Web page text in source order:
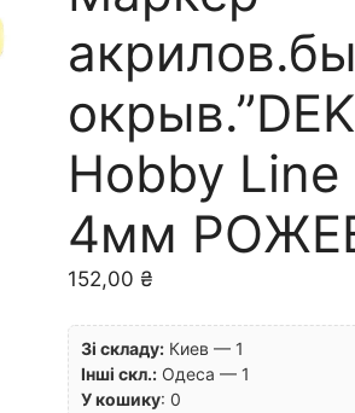
Hobby
4мм
152,00 ₴
Зі складу: Киев — 1
Інші скл.:Одеса — 1
У кошику: 0